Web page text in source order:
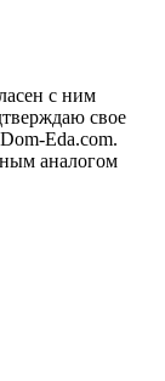
с ним
свое
Eda.com.
аналогом